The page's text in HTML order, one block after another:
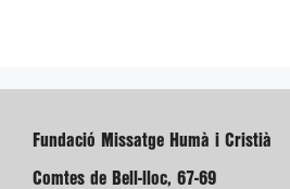
Fundació Missatge Humà i Cristià
Comtes de Bell-lloc, 67-69